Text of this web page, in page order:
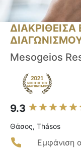
ΔΙΑΚΡΙΘΕΙΣΑ
ΔΙΑΓΩΝΙΣΜΟΥ
Mesogeios
9.3
Θάσος, Thásos
Εμφάνιση